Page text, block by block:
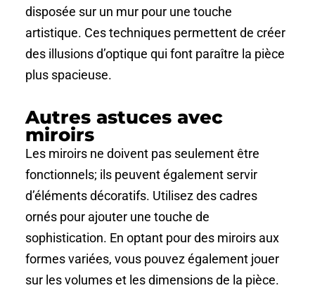
disposée sur un mur pour une touche
artistique. Ces techniques permettent de créer
des illusions d’optique qui font paraître la pièce
plus spacieuse.
Autres astuces avec
miroirs
Les miroirs ne doivent pas seulement être
fonctionnels; ils peuvent également servir
d’éléments décoratifs. Utilisez des cadres
ornés pour ajouter une touche de
sophistication. En optant pour des miroirs aux
formes variées, vous pouvez également jouer
sur les volumes et les dimensions de la pièce.